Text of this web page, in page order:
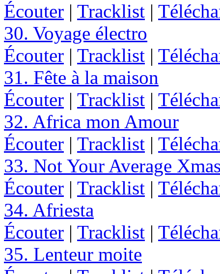
Écouter | Tracklist |
30. Voyage électro
Écouter | Tracklist |
31. Fête à la maison
Écouter | Tracklist |
32. Africa mon Amour
Écouter | Tracklist |
33. Not Your Average
Écouter | Tracklist |
34. Afriesta
Écouter | Tracklist |
35. Lenteur moite